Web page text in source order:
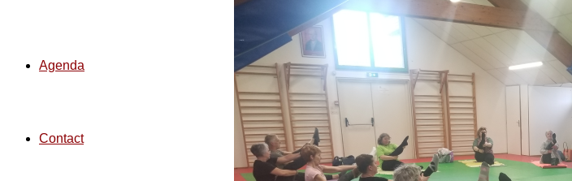
Agenda
Contact